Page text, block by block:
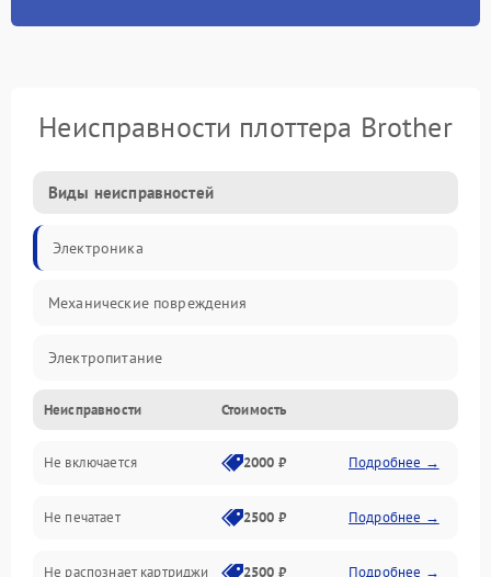
Неисправности плоттера Brother
Виды неисправностей
Электроника
Механические повреждения
Электропитание
Работа системы
Механика
Оптика
Неисправности Стоимость
Не включается 2000 ₽ Подробнее →
Не печатает 2500 ₽ Подробнее →
Не распознает картриджи 2500 ₽ Подробнее →